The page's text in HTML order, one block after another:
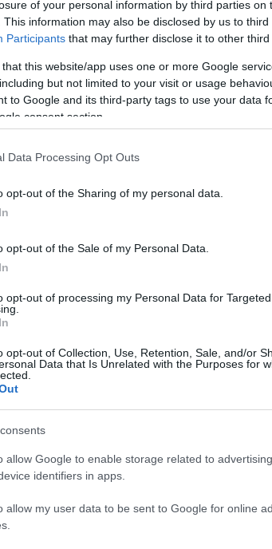
of your personal information by third parties on
This information may also be disclosed by us to
Participants that may further disclose it to other third
that this website/app uses one or more Google
but not limited to your visit or usage
to Google and its third-party tags to use your data
consent section.
Data Processing Opt Outs
opt-out of the Sharing of my personal data.
opt-out of the Sale of my Personal Data.
opt-out of processing my Personal Data for Targeted
opt-out of Collection, Use, Retention, Sale, and/or
Data that Is Unrelated with the Purposes for
allow Google to enable storage related to
identifiers in apps.
allow my user data to be sent to Google for online
de Forex
é importante considerar os critérios nos
e taxas de swap, que podem afetar